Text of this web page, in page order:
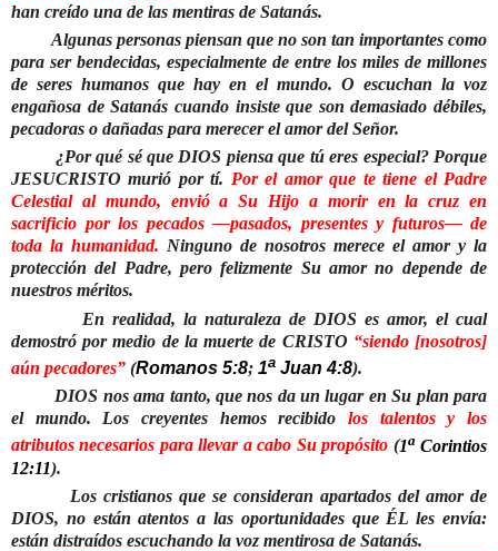
han creído una de las mentiras de Satanás.
Algunas personas piensan que no son tan importantes como
para ser bendecidas, especialmente de entre los miles de millones
de seres humanos que hay en el mundo. O escuchan la voz
engañosa de Satanás cuando insiste que son demasiado débiles,
pecadoras o dañadas para merecer el amor del Señor.
¿Por qué sé que DIOS piensa que tú eres especial? Porque
JESUCRISTO murió por tí. Por el amor que te tiene el Padre
Celestial al mundo, envió a Su Hijo a morir en la cruz en
sacrificio por los pecados —pasados, presentes y futuros— de
toda la humanidad. Ninguno de nosotros merece el amor y la
protección del Padre, pero felizmente Su amor no depende de
nuestros méritos.
En realidad, la naturaleza de DIOS es amor, el cual
demostró por medio de la muerte de CRISTO “siendo [nosotros]
aún pecadores” (Romanos 5:8; 1a Juan 4:8).
DIOS nos ama tanto, que nos da un lugar en Su plan para
el mundo. Los creyentes hemos recibido los talentos y los
atributos necesarios para llevar a cabo Su propósito (1aCorintios
12:11).
Los cristianos que se consideran apartados del amor de
DIOS, no están atentos a las oportunidades que ÉL les envía:
están distraídos escuchando la voz mentirosa de Satanás.